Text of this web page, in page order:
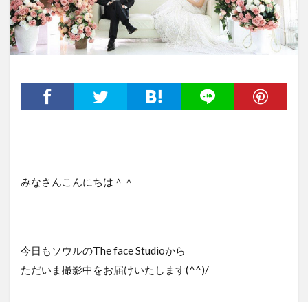
みなさんこんにちは＾＾
今日もソウルのThe face Studioから
ただいま撮影中をお届けいたします(^^)/